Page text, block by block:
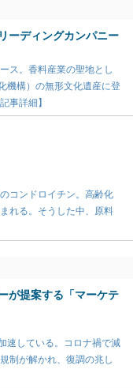
ーディングカンパニー
ス。香料産業の聖地とし
機構）の無形文化遺産に登
事詳細】
コンドロイチン。高齢化
れる。そうした中、原料
が提案する「マーケテ
速している。コロナ禍で減
制が解かれ、復調の兆し